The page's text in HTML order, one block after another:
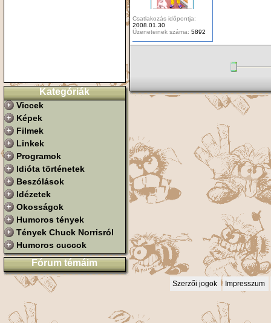
Kategóriák
Viccek
Képek
Filmek
Linkek
Programok
Idióta történetek
Beszólások
Idézetek
Okosságok
Humoros tények
Tények Chuck Norrisról
Humoros cuccok
Fórum témáim
Csatlakozás időpontja:
2008.01.30
Üzeneteinek száma: 5892
Szerzői jogok Impresszum